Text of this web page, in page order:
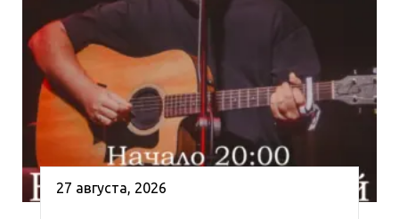
27 августа, 2026